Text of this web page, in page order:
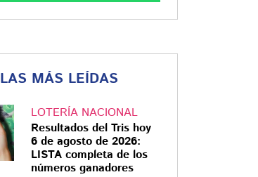
LAS MÁS LEÍDAS
LOTERÍA NACIONAL
Resultados del Tris hoy
6 de agosto de 2026:
LISTA completa de los
números ganadores